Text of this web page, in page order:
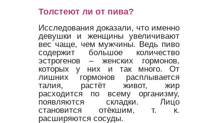
Толстеют ли от пива?
Исследования доказали, что именно
девушки и женщины увеличивают
вес чаще, чем мужчины. Ведь пиво
содержит большое количество
эстрогенов – женских гормонов,
которых у них и так много. От
лишних гормонов расплывается
талия, растёт живот, жир
расходится по всему организму,
появляются складки. Лицо
становится отёкшим, т. к.
расширяются сосуды.